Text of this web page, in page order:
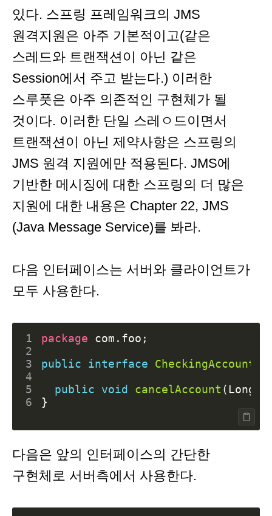
있다. 스프링 프레임워크의 JMS
원격지원은 아주 기본적이고(같은
스레드와 트랜잭션이 아닌 같은
Session에서 주고 받는다.) 이러한
스루풋은 아주 의존적인 구현체가 될
것이다. 이러한 단일 스레ㅇ드이면서
트랜잭션이 아닌 제약사항은 스프링의
JMS 원격 지원에만 적용된다. JMS에
기반한 메시징에 대한 스프링의 더 많은
지원에 대한 내용은 Chapter 22, JMS
(Java Message Service)를 봐라.
다음 인터페이스는 서버와 클라이언트가
모두 사용한다.
1 package com.foo ;
2
3
public interface
4
5
public void cancelAccount ( Long
6
}
다음은 앞의 인터페이스의 간단한
구현체로 서버측에서 사용한다.